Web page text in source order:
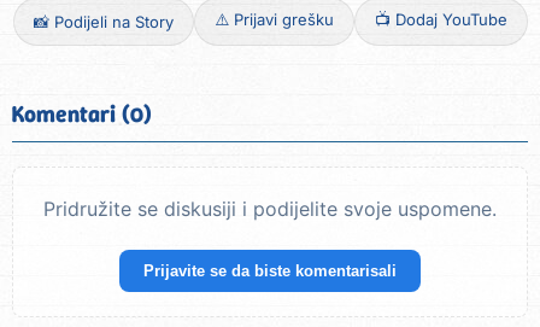
📸 Podijeli na Story ⚠️ Prijavi grešku 📺 Dodaj YouTube
Komentari (0)
Pridružite se diskusiji i podijelite svoje uspomene.
Prijavite se da biste komentarisali